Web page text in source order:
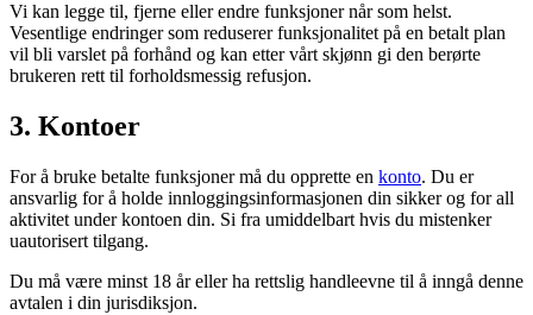
Vi kan legge til, fjerne eller endre funksjoner når som helst.
Vesentlige endringer som reduserer funksjonalitet på en betalt plan
vil bli varslet på forhånd og kan etter vårt skjønn gi den berørte
brukeren rett til forholdsmessig refusjon.
3. Kontoer
For å bruke betalte funksjoner må du opprette en konto. Du er
ansvarlig for å holde innloggingsinformasjonen din sikker og for all
aktivitet under kontoen din. Si fra umiddelbart hvis du mistenker
uautorisert tilgang.
Du må være minst 18 år eller ha rettslig handleevne til å inngå denne
avtalen i din jurisdiksjon.